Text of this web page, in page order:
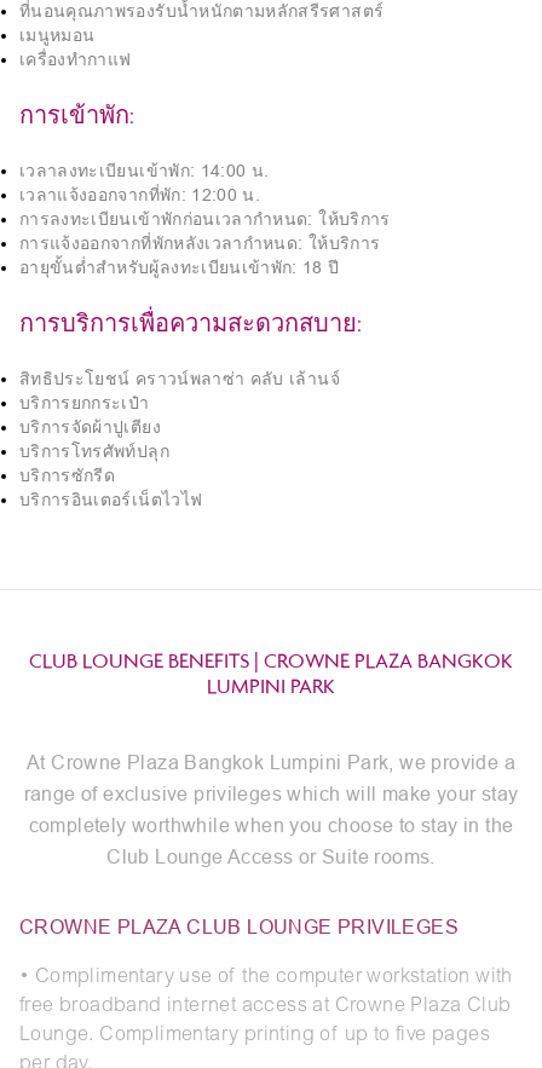
ที่นอนคุณภาพรองรับน้ำหนักตามหลักสรีรศาสตร์
เมนูหมอน
เครื่องทำกาแฟ
การเข้าพัก:
เวลาลงทะเบียนเข้าพัก: 14:00 น.
เวลาแจ้งออกจากที่พัก: 12:00 น.
การลงทะเบียนเข้าพักก่อนเวลากำหนด: ให้บริการ
การแจ้งออกจากที่พักหลังเวลากำหนด: ให้บริการ
อายุขั้นต่ำสำหรับผู้ลงทะเบียนเข้าพัก: 18 ปี
การบริการเพื่อความสะดวกสบาย:
สิทธิประโยชน์ คราวน์พลาซ่า คลับ เล้านจ์
บริการยกกระเป๋า
บริการจัดผ้าปูเตียง
บริการโทรศัพท์ปลุก
บริการซักรีด
บริการอินเตอร์เน็ตไวไฟ
CLUB LOUNGE BENEFITS | CROWNE PLAZA BANGKOK
LUMPINI PARK
At Crowne Plaza Bangkok Lumpini Park, we provide a
range of exclusive privileges which will make your stay
completely worthwhile when you choose to stay in the
Club Lounge Access or Suite rooms.
CROWNE PLAZA CLUB LOUNGE PRIVILEGES
• Complimentary use of the computer workstation with
free broadband internet access at Crowne Plaza Club
Lounge. Complimentary printing of up to five pages